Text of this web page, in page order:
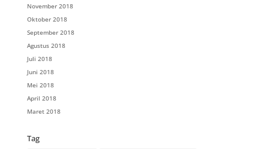
November 2018
Oktober 2018
September 2018
Agustus 2018
Juli 2018
Juni 2018
Mei 2018
April 2018
Maret 2018
Tag